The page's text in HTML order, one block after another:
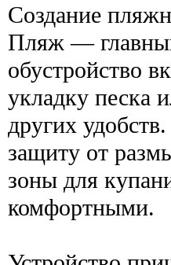
Создание
Пляж —
обустройство
укладку песка
других
защиту от
зоны для
комфортными.